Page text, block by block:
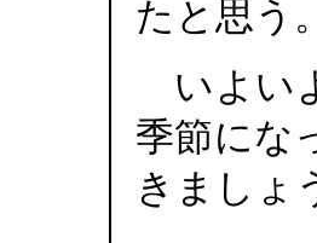
たと思う。
いよい
季節にな
きましょ